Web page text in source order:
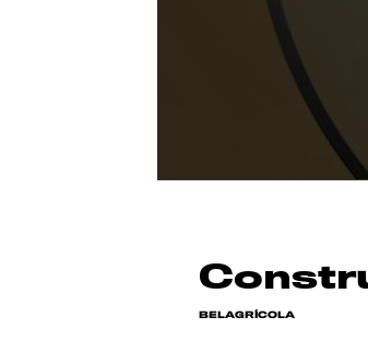
BELAGRÍCOLA